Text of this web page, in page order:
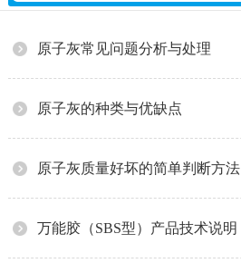
原子灰常见问题分析与处理
原子灰的种类与优缺点
原子灰质量好坏的简单判断方法
万能胶（SBS型）产品技术说明